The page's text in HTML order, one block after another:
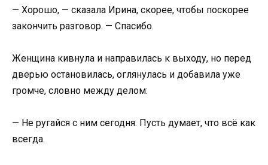
— Хорошо, — сказала Ирина, скорее, чтобы поскорее
закончить разговор. — Спасибо.
Женщина кивнула и направилась к выходу, но перед
дверью остановилась, оглянулась и добавила уже
громче, словно между делом:
— Не ругайся с ним сегодня. Пусть думает, что всё как
всегда.